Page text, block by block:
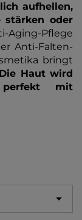
aufhellen,
stärken oder
Aging-Pflege
Anti-Falten-
bringt
Die Haut wird
mit
